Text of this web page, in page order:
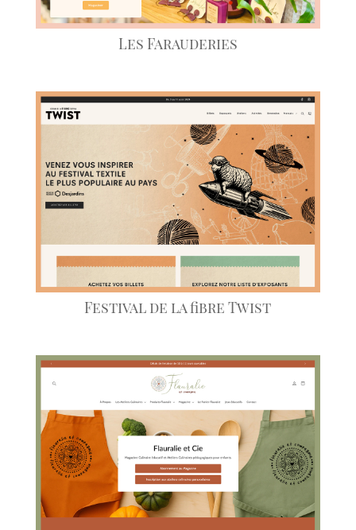
Les Farauderies
Festival de la fibre Twist